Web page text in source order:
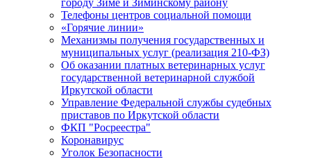
городу Зиме и Зиминскому району
Телефоны центров социальной помощи
«Горячие линии»
Механизмы получения государственных и
муниципальных услуг (реализация 210-ФЗ)
Об оказании платных ветеринарных услуг
государственной ветеринарной службой
Иркутской области
Управление Федеральной службы судебных
приставов по Иркутской области
ФКП "Росреестра"
Коронавирус
Уголок Безопасности